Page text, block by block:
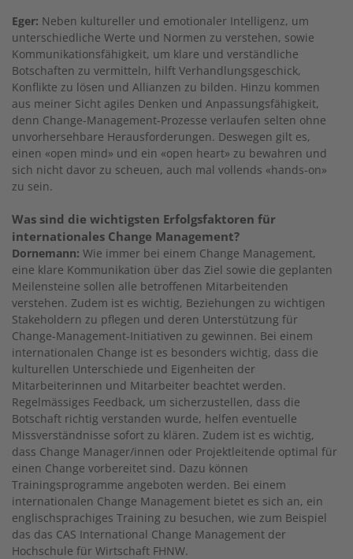
Eger: Neben kultureller und emotionaler Intelligenz, um
unterschiedliche Werte und Normen zu verstehen, sowie
Kommunikationsfähigkeit, um klare und verständliche
Botschaften zu vermitteln, hilft Verhandlungsgeschick,
Konflikte zu lösen und Allianzen zu bilden. Hinzu kommen
aus meiner Sicht agiles Denken und Anpassungsfähigkeit,
denn Change-Management-Prozesse verlaufen selten ohne
unvorhersehbare Herausforderungen. Deswegen gilt es,
einen «open mind» und ein «open heart» zu bewahren und
sich nicht davor zu scheuen, auch mal vollends «hands-on»
zu sein.
Was sind die wichtigsten Erfolgsfaktoren für
internationales Change Management?
Dornemann: Wie immer bei einem Change Management,
eine klare Kommunikation über das Ziel sowie die geplanten
Meilensteine sollen alle betroffenen Mitarbeitenden
verstehen. Zudem ist es wichtig, Beziehungen zu wichtigen
Stakeholdern zu pflegen und deren Unterstützung für
Change-Management-Initiativen zu gewinnen. Bei einem
internationalen Change ist es besonders wichtig, dass die
kulturellen Unterschiede und Eigenheiten der
Mitarbeiterinnen und Mitarbeiter beachtet werden.
Regelmässiges Feedback, um sicherzustellen, dass die
Botschaft richtig verstanden wurde, helfen eventuelle
Missverständnisse sofort zu klären. Zudem ist es wichtig,
dass Change Manager/innen oder Projektleitende optimal für
einen Change vorbereitet sind. Dazu können
Trainingsprogramme angeboten werden. Bei einem
internationalen Change Management bietet es sich an, ein
englischsprachiges Training zu besuchen, wie zum Beispiel
das das CAS International Change Management der
Hochschule für Wirtschaft FHNW.